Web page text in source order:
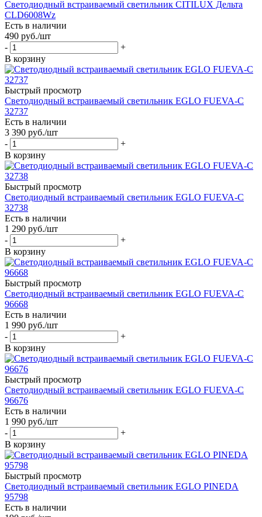
Светодиодный встраиваемый светильник CITILUX Дельта
CLD6008Wz
Есть в наличии
490 руб./шт
-
+
В корзину
Быстрый просмотр
Светодиодный встраиваемый светильник EGLO FUEVA-C
32737
Есть в наличии
3 390 руб./шт
-
+
В корзину
Быстрый просмотр
Светодиодный встраиваемый светильник EGLO FUEVA-C
32738
Есть в наличии
1 290 руб./шт
-
+
В корзину
Быстрый просмотр
Светодиодный встраиваемый светильник EGLO FUEVA-C
96668
Есть в наличии
1 990 руб./шт
-
+
В корзину
Быстрый просмотр
Светодиодный встраиваемый светильник EGLO FUEVA-C
96676
Есть в наличии
1 990 руб./шт
-
+
В корзину
Быстрый просмотр
Светодиодный встраиваемый светильник EGLO PINEDA
95798
Есть в наличии